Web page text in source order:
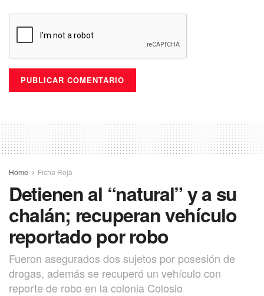
Home Ficha Roja
Detienen al “natural” y a su
chalán; recuperan vehículo
reportado por robo
Fueron asegurados dos sujetos por posesión de
drogas, además se recuperó un vehículo con
reporte de robo en la colonia Colosio